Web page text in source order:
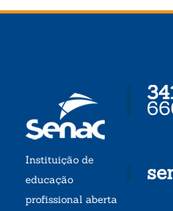
Instituição de
educação
profissional aberta